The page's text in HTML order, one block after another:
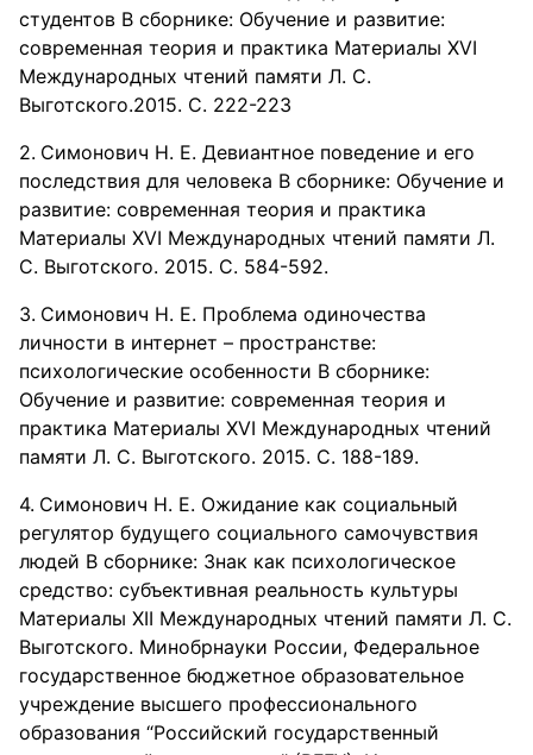
студентов В сборнике: Обучение и развитие:
современная теория и практика Материалы XVI
Международных чтений памяти Л. С.
Выготского.2015. С. 222-223
Симонович Н. Е. Девиантное поведение и его
последствия для человека В сборнике: Обучение и
развитие: современная теория и практика
Материалы XVI Международных чтений памяти Л.
С. Выготского. 2015. С. 584-592.
Симонович Н. Е. Проблема одиночества
личности в интернет – пространстве:
психологические особенности В сборнике:
Обучение и развитие: современная теория и
практика Материалы XVI Международных чтений
памяти Л. С. Выготского. 2015. С. 188-189.
Симонович Н. Е. Ожидание как социальный
регулятор будущего социального самочувствия
людей В сборнике: Знак как психологическое
средство: субъективная реальность культуры
Материалы XII Международных чтений памяти Л. С.
Выготского. Минобрнауки России, Федеральное
государственное бюджетное образовательное
учреждение высшего профессионального
образования “Российский государственный